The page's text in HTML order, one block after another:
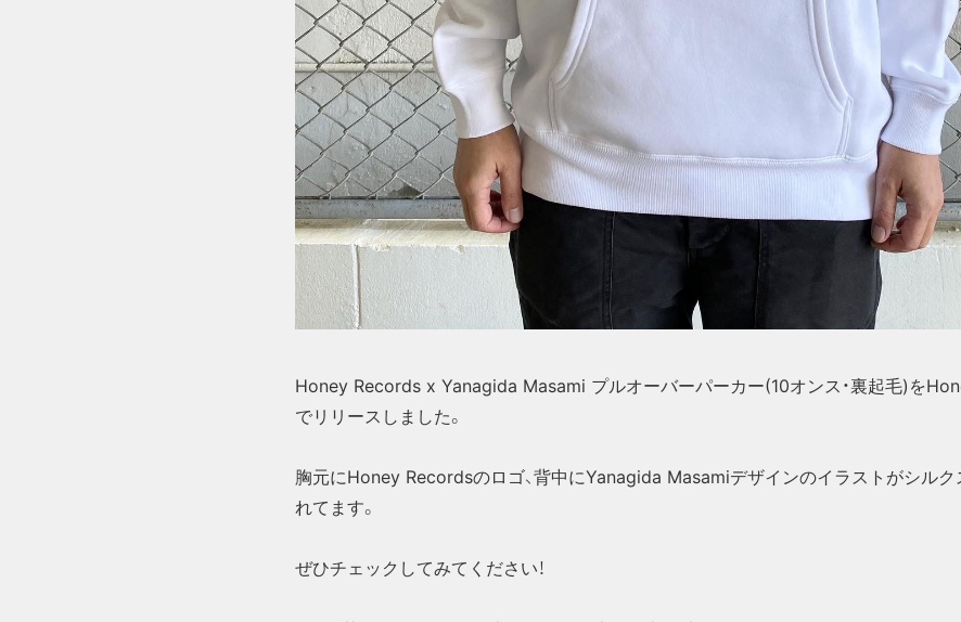
Honey Records x Yanagida Masami プルオーバーパーカー(10オンス・裏起毛)を
でリリースしました。
胸元にHoney Recordsのロゴ、背中にYanagida Masamiデザインのイラストがシルク
れてます。
ぜひチェックしてみてください！